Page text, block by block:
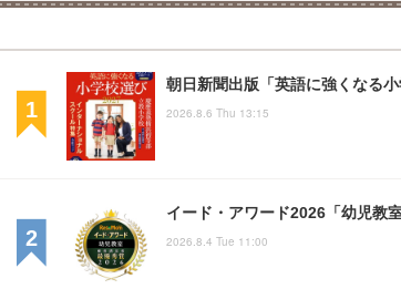
朝日新聞出版「英語に強くなる
2026.8.6 Thu 13:15
イード・アワード2026「幼児教
2026.8.4 Tue 11:00